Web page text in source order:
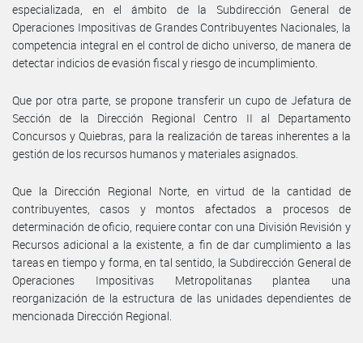
especializada, en el ámbito de la Subdirección General de
Operaciones Impositivas de Grandes Contribuyentes Nacionales, la
competencia integral en el control de dicho universo, de manera de
detectar indicios de evasión fiscal y riesgo de incumplimiento.
Que por otra parte, se propone transferir un cupo de Jefatura de
Sección de la Dirección Regional Centro II al Departamento
Concursos y Quiebras, para la realización de tareas inherentes a la
gestión de los recursos humanos y materiales asignados.
Que la Dirección Regional Norte, en virtud de la cantidad de
contribuyentes, casos y montos afectados a procesos de
determinación de oficio, requiere contar con una División Revisión y
Recursos adicional a la existente, a fin de dar cumplimiento a las
tareas en tiempo y forma, en tal sentido, la Subdirección General de
Operaciones Impositivas Metropolitanas plantea una
reorganización de la estructura de las unidades dependientes de
mencionada Dirección Regional.